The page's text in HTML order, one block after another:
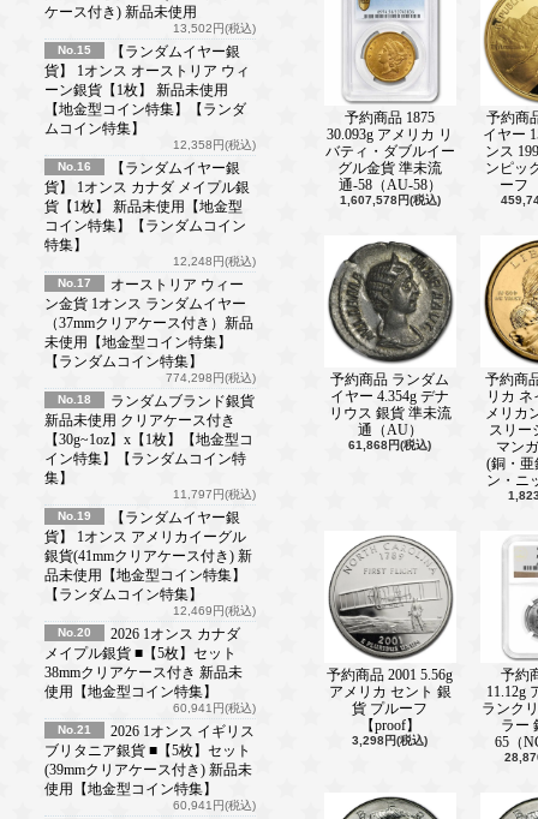
ケース付き) 新品未使用
13,502円(税込)
No.15
【ランダムイヤー銀
貨】 1オンス オーストリア ウィ
ーン銀貨【1枚】 新品未使用
【地金型コイン特集】【ランダ
ムコイン特集】
12,358円(税込)
No.16
【ランダムイヤー銀
貨】 1オンス カナダ メイプル銀
貨【1枚】 新品未使用【地金型
コイン特集】【ランダムコイン
特集】
12,248円(税込)
No.17
オーストリア ウィー
ン金貨 1オンス ランダムイヤー
（37mmクリアケース付き）新品
未使用【地金型コイン特集】
【ランダムコイン特集】
774,298円(税込)
No.18
ランダムブランド銀貨
新品未使用 クリアケース付き
【30g~1oz】x【1枚】【地金型コ
イン特集】【ランダムコイン特
集】
11,797円(税込)
No.19
【ランダムイヤー銀
貨】 1オンス アメリカイーグル
銀貨(41mmクリアケース付き) 新
品未使用【地金型コイン特集】
【ランダムコイン特集】
12,469円(税込)
No.20
2026 1オンス カナダ
メイプル銀貨 ■【5枚】セット
38mmクリアケース付き 新品未
使用【地金型コイン特集】
60,941円(税込)
No.21
2026 1オンス イギリス
ブリタニア銀貨 ■【5枚】セット
(39mmクリアケース付き) 新品未
使用【地金型コイン特集】
60,941円(税込)
予約商品 1875
30.093g アメリカ リ
バティ・ダブルイー
グル金貨 準未流
通-58（AU-58）
1,607,578円(税込)
予約商
イヤー
ンス
ンピッ
ーフ
予約商品 ランダム
イヤー 4.354g デナ
リウス 銀貨 準未流
通（AU）
61,868円(税込)
予約商
リカ
メリカ
スリー
マン
(銅・亜
ン・ニ
予約商品 2001 5.56g
アメリカ セント 銀
貨 プルーフ
【proof】
3,298円(税込)
予約
11.12g
ランク
ラー
65（